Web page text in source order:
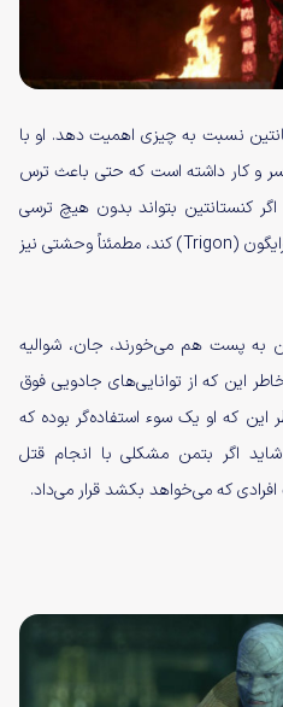
نسبت به چیزی اهمیت دهد. او با
و کار داشته است که حتی باعث ترس
کنستانتین بتواند بدون هیچ ترسی
شروع به چانه زنی با شیطانی مثل ترایگون (Trigon) کند، مطمئناً وحشتی نیز
به پست هم می‌خورند، جان، شوالیه
این که از توانایی‌های جادویی فوق
این که او یک سوء استفاده‌گر بوده که
اگر بتمن مشکلی با انجام قتل
که می‌خواهد بکشد قرار می‌داد.